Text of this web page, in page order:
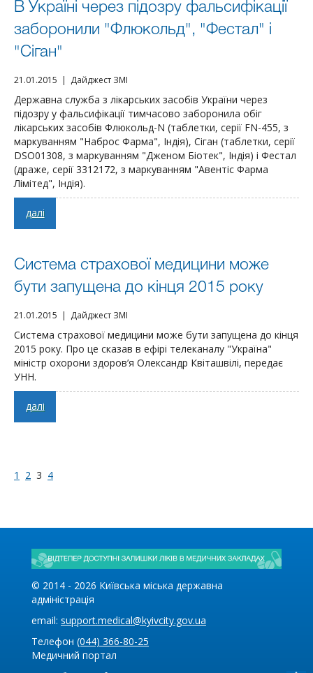
В Україні через підозру фальсифікації
заборонили "Флюкольд", "Фестал" і
"Сіган"
21.01.2015 | Дайджест ЗМІ
Державна служба з лікарських засобів України через
підозру у фальсифікації тимчасово заборонила обіг
лікарських засобів Флюкольд-N (таблетки, серії FN-455, з
маркуванням "Наброс Фарма", Індія), Сіган (таблетки, серії
DSO01308, з маркуванням "Дженом Біотек", Індія) і Фестал
(драже, серії 3312172, з маркуванням "Авентіс Фарма
Лімітед", Індія).
далі
Система страхової медицини може
бути запущена до кінця 2015 року
21.01.2015 | Дайджест ЗМІ
Система страхової медицини може бути запущена до кінця
2015 року. Про це сказав в ефірі телеканалу "Україна"
міністр охорони здоров’я Олександр Квіташвілі, передає
УНН.
далі
1 2 3 4
© 2014 - 2026 Київська міська державна
адміністрація
email: support.medical@kyivcity.gov.ua
Телефон (044) 366-80-25
Медичний портал